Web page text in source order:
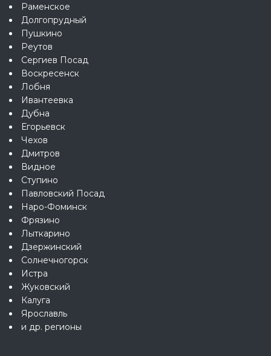
Раменское
Долгопрудный
Пушкино
Реутов
Сергиев Посад
Воскресенск
Лобня
Ивантеевка
Дубна
Егорьевск
Чехов
Дмитров
Видное
Ступино
Павловский Посад
Наро-Фоминск
Фрязино
Лыткарино
Дзержинский
Солнечногорск
Истра
Жуковский
Калуга
Ярославль
и др. регионы